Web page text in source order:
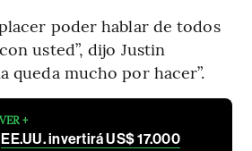
poder hablar de todos
usted”, dijo Justin
queda mucho por hacer”.
VER +
EE.UU. invertirá US$ 17.000